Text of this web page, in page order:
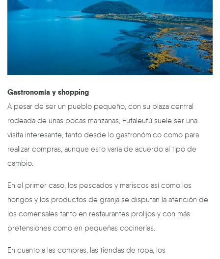
Gastronomía y shopping
A pesar de ser un pueblo pequeño, con su plaza central
rodeada de unas pocas manzanas, Futaleufú suele ser una
visita interesante, tanto desde lo gastronómico como para
realizar compras, aunque esto varía de acuerdo al tipo de
cambio.
En el primer caso, los pescados y mariscos así como los
hongos y los productos de granja se disputan la atención de
los comensales tanto en restaurantes prolijos y con más
pretensiones como en pequeñas cocinerías.
En cuanto a las compras, las tiendas de ropa, los